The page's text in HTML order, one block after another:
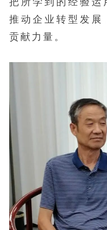
推动企业转型发展
贡献力量。